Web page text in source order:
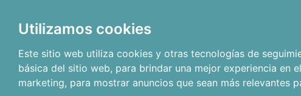
Utilizamos cookies
Este sitio web utiliza cookies y otras tecnologías de
básica del sitio web, para brindar una mejor experiencia en
marketing, para mostrar anuncios que sean más relevantes